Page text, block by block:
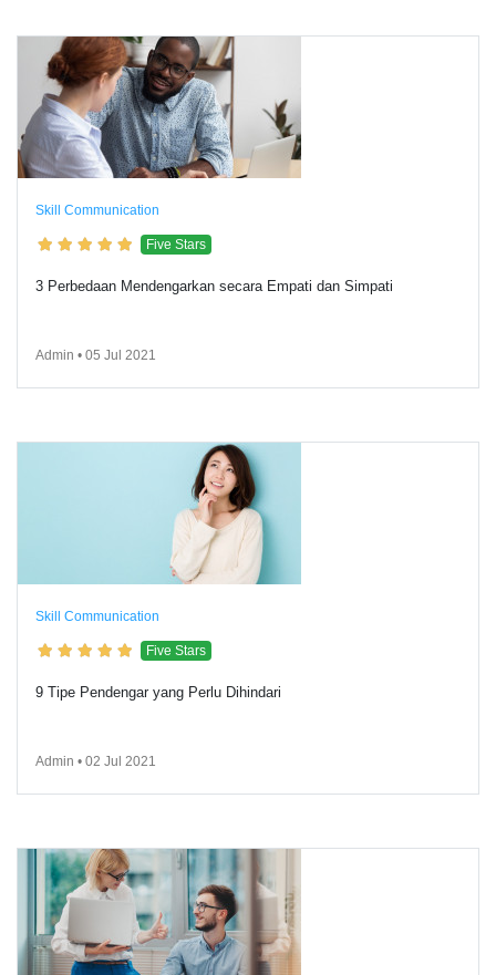
Skill Communication
Five Stars
3 Perbedaan Mendengarkan secara Empati dan Simpati
Admin • 05 Jul 2021
Skill Communication
Five Stars
9 Tipe Pendengar yang Perlu Dihindari
Admin • 02 Jul 2021